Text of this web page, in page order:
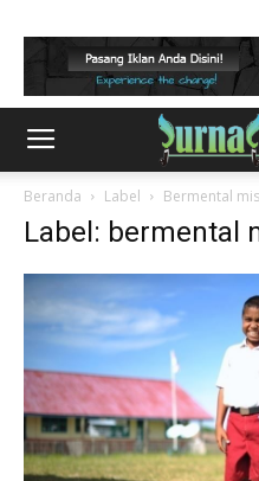
Beranda Label Bermental
Label: bermental